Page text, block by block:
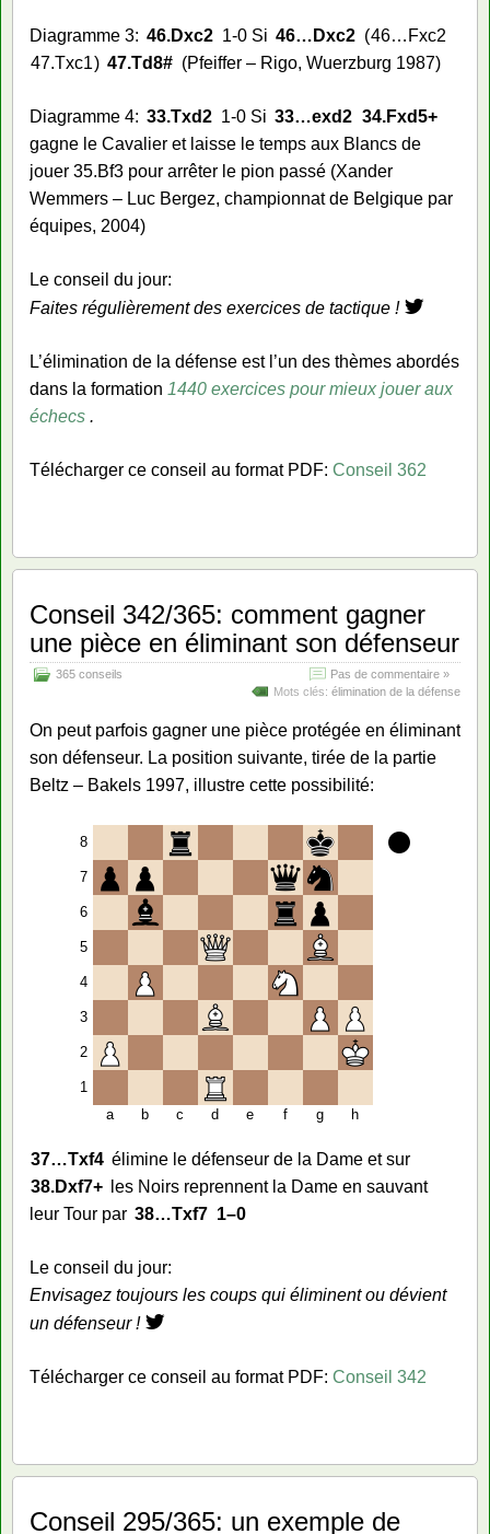
Diagramme 3: 46.Dxc2 1-0 Si 46… Dxc2 46… Fxc2
47.Txc1 47.Td8# (Pfeiffer – Rigo, Wuerzburg 1987)
Diagramme 4: 33.Txd2 1-0 Si 33…exd2 34.Fxd5+
gagne le Cavalier et laisse le temps aux Blancs de
jouer 35.Bf3 pour arrêter le pion passé (Xander
Wemmers – Luc Bergez, championnat de Belgique par
équipes, 2004)
Le conseil du jour:
Faites régulièrement des exercices de tactique !
L’élimination de la défense est l’un des thèmes abordés
dans la formation 1440 exercices pour mieux jouer aux
échecs .
Télécharger ce conseil au format PDF: Conseil 362
Conseil 342/365: comment gagner
une pièce en éliminant son défenseur
365 conseils
Pas de commentaire »
Mots clés: élimination de la défense
On peut parfois gagner une pièce protégée en éliminant
son défenseur. La position suivante, tirée de la partie
Beltz – Bakels 1997, illustre cette possibilité:
8
7
6
5
4
3
2
1
a
b c d e f g h
37…Txf4 élimine le défenseur de la Dame et sur
38.Dxf7+
les Noirs reprennent la Dame en sauvant
leur Tour par 38…Txf7 1–0
Le conseil du jour:
Envisagez toujours les coups qui éliminent ou dévient
un défenseur !
Télécharger ce conseil au format PDF: Conseil 342
Conseil 295/365: un exemple de